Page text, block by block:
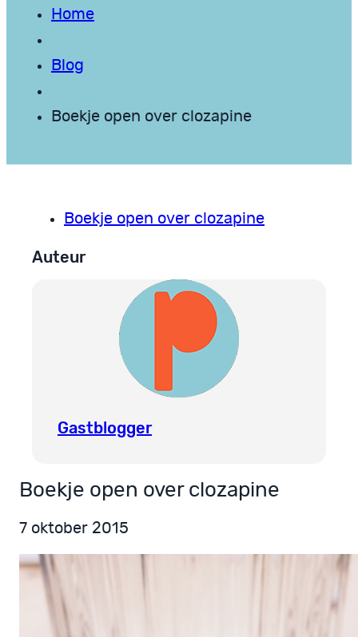
Home
Blog
Boekje open over clozapine
Boekje open over clozapine
Auteur
Gastblogger
Boekje open over clozapine
7 oktober 2015